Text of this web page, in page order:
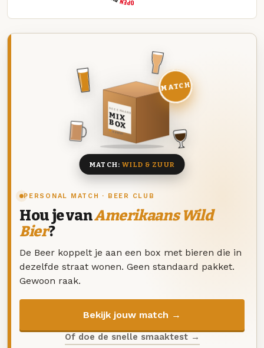
PERSONAL MATCH · BEER CLUB
Hou je vanAmerikaans Wild
Bier?
De Beer koppelt je aan een box met bieren die in
dezelfde straat wonen. Geen standaard pakket.
Gewoon raak.
Bekijk jouw match →
Of doe de snelle smaaktest →
DEZE MAAND
MIX
BOX
8 BIEREN
MATCH
MATCH:WILD & ZUUR